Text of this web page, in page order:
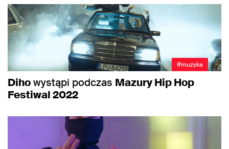
#muzyka
Dihowystąpi podczas Mazury Hip Hop
Festiwal 2022